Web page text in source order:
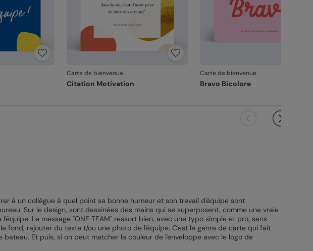
Carte de bienvenue
Citation Motivation
Carte de bienvenue
Bravo Bicolore
à un collègue à quel point sa bonne humeur et son travail d'équipe sont
Sur le design, sont dessinées des mains qui se superposent, comme une vraie
Le message "ONE TEAM" ressort bien, avec une typo simple et pro, sans
fond, rajouter du texte t/ou une photo de l'équipe. C'est le genre de carte qui fait
Et puis, si on peut matcher la couleur de l'enveloppe avec le logo de